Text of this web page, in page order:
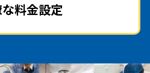
料金設定